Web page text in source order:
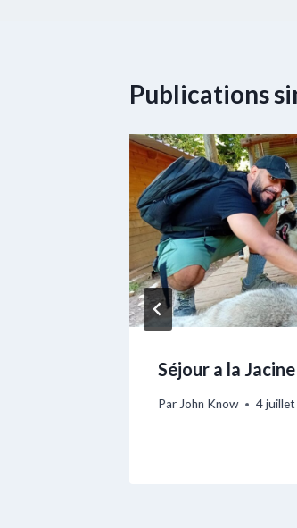
Publications
Séjour a la Jacine
Par John Know 4